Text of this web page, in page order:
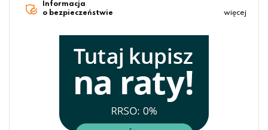
Informacja
o bezpieczeństwie
więcej